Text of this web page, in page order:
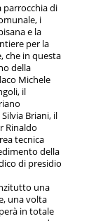
parrocchia di
i
e la
per la
che in questa
della
Michele
il
Briani, il
Rinaldo
tecnica
della
di presidio
una
una volta
in totale